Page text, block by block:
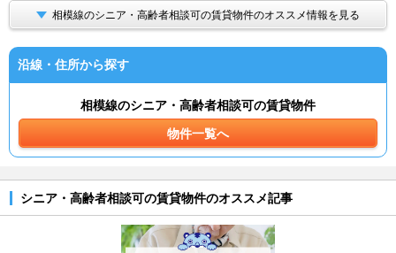
相模線のシニア・高齢者相談可の賃貸物件のオススメ情報を見る
沿線・住所から探す
相模線のシニア・高齢者相談可の賃貸物件
物件一覧へ
シニア・高齢者相談可の賃貸物件のオススメ記事